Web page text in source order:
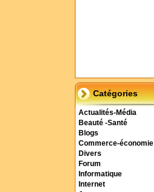
Catégories
Actualités-Média
Beauté -Santé
Blogs
Commerce-économie
Divers
Forum
Informatique
Internet